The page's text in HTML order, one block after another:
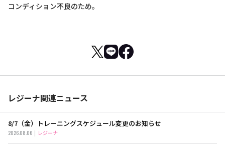
コンディション不良のため。
レジーナ関連ニュース
8/7（金）トレーニングスケジュール変更のお知らせ
2026.08.06 レジーナ